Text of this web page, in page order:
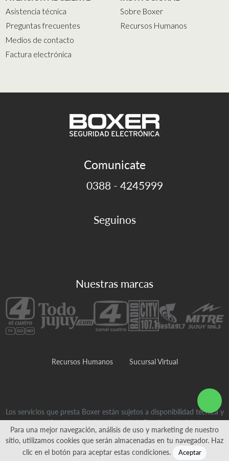
Asistencia técnica
Preguntas frecuentes
Medios de contacto
Factura electrónica
Sobre Boxer
Recursos Humanos
Comunicate
0388 - 4245999
Seguinos
Nuestras marcas
Recursos Humanos Sucursal Virtual
Los servicios que presta Boxer están sujetos a disponibilidad técnica y
geográfica dentro del territorio de la Provincia de Jujuy
Todos los derechos reservados - ©2026
Para una mejor navegación, análisis de uso y marketing de nuestro
sitio, utilizamos cookies que serán almacenadas en tu navegador. Haz
clic en el botón para aceptar estas condiciones.
Aceptar